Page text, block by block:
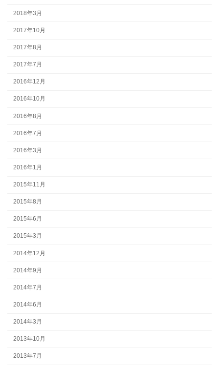
2018年3月
2017年10月
2017年8月
2017年7月
2016年12月
2016年10月
2016年8月
2016年7月
2016年3月
2016年1月
2015年11月
2015年8月
2015年6月
2015年3月
2014年12月
2014年9月
2014年7月
2014年6月
2014年3月
2013年10月
2013年7月